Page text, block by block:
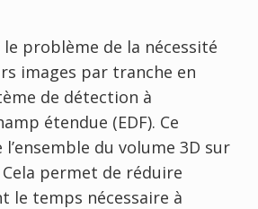
le problème de la nécessité
images par tranche en
de détection à
étendue (EDF). Ce
du volume 3D sur
permet de réduire
le temps nécessaire à